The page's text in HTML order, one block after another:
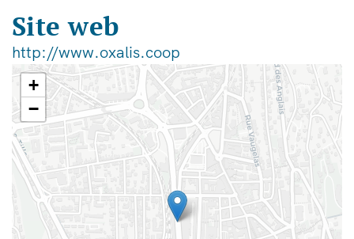
Site web
http://www.oxalis.coop
+
−